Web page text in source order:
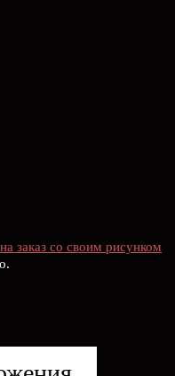
заказ со своим рисунком